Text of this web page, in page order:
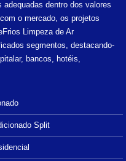
dentro dos valores
o mercado, os projetos
Limpeza de Ar
segmentos, destacando-
bancos, hotéis,
Split